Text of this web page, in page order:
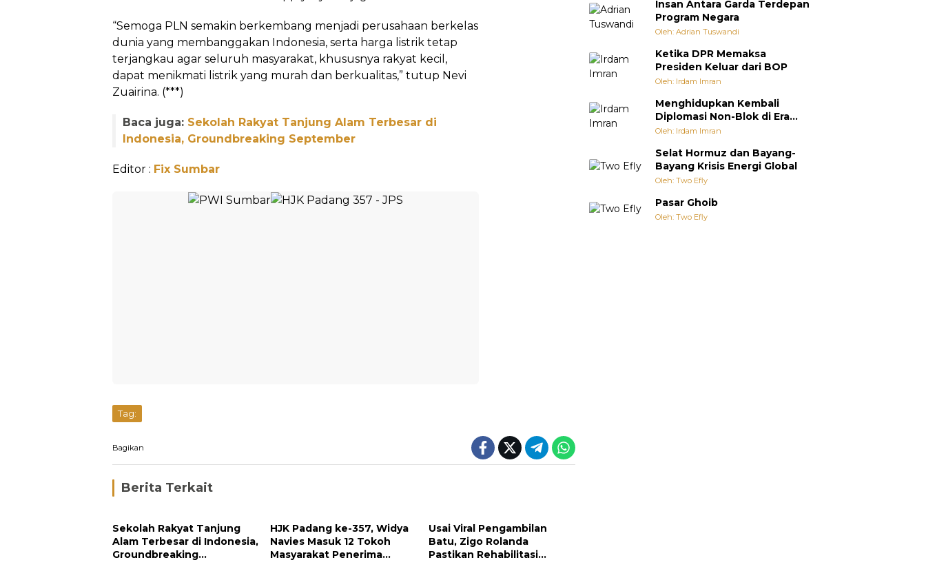
“Semoga PLN semakin berkembang menjadi perusahaan berkelas
dunia yang membanggakan Indonesia, serta harga listrik tetap
terjangkau agar seluruh masyarakat, khususnya rakyat kecil,
dapat menikmati listrik yang murah dan berkualitas,” tutup Nevi
Zuairina. (***)
Baca juga: Sekolah Rakyat Tanjung Alam Terbesar di
Indonesia, Groundbreaking September
Editor : Fix Sumbar
Tag:
Bagikan
Berita Terkait
Sekolah Rakyat Tanjung
Alam Terbesar di Indonesia,
Groundbreaking
HJK Padang ke-357, Widya
Navies Masuk 12 Tokoh
Masyarakat Penerima
Usai Viral Pengambilan
Batu, Zigo Rolanda
Pastikan Rehabilitasi
Insan Antara Garda Terdepan
Program Negara
Oleh: Adrian Tuswandi
Ketika DPR Memaksa
Presiden Keluar dari BOP
Oleh: Irdam Imran
Menghidupkan Kembali
Diplomasi Non-Blok di Era
Multipolar
Oleh: Irdam Imran
Selat Hormuz dan Bayang-
Bayang Krisis Energi Global
Oleh: Two Efly
Pasar Ghoib
Oleh: Two Efly